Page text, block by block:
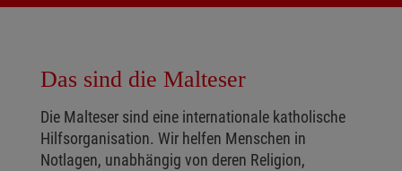
Das sind die Malteser
Die Malteser sind eine internationale katholische
Hilfsorganisation. Wir helfen Menschen in
Notlagen, unabhängig von deren Religion,